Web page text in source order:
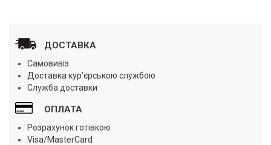
ДОСТАВКА
Самовивіз
Доставка кур'єрською службою
Служба доставки
ОПЛАТА
Розрахунок готівкою
Visa/MasterCard